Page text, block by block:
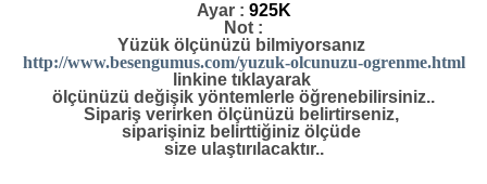
Ayar : 925K
Not :
Yüzük ölçünüzü bilmiyorsanız
http://www.besengumus.com/yuzuk-olcunuzu-ogrenme.html
linkine tıklayarak
ölçünüzü değişik yöntemlerle öğrenebilirsiniz..
Sipariş verirken ölçünüzü belirtirseniz,
siparişiniz belirttiğiniz ölçüde
size ulaştırılacaktır..